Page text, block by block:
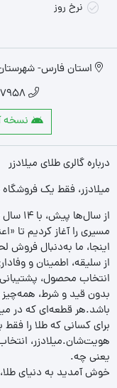
نرخ روز
استان فارس-
7958 091 0912
نسخه
درباره گالری طلای میلادزر
میلادزر، فقط یک
از
مسیری را آغاز کردیم تا
اینجا، ما به‌دنبال فروش
از سلیقه، اطمینان و
انتخاب محصول،
بدون قید و شرط،
باشد.هر قطعه‌ای که در
برای کسانی که طلا را فقط
هویت‌شان.میلادزر،
یعنی چه.
خوش آمدید به دنیای